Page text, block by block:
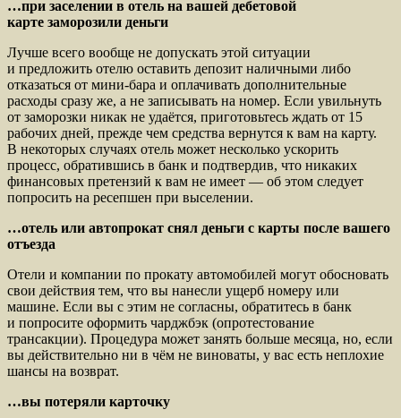
…при заселении в отель на вашей дебетовой
карте заморозили деньги
Лучше всего вообще не допускать этой ситуации
и предложить отелю оставить депозит наличными либо
отказаться от мини-бара и оплачивать дополнительные
расходы сразу же, а не записывать на номер. Если увильнуть
от заморозки никак не удаётся, приготовьтесь ждать от 15
рабочих дней, прежде чем средства вернутся к вам на карту.
В некоторых случаях отель может несколько ускорить
процесс, обратившись в банк и подтвердив, что никаких
финансовых претензий к вам не имеет — об этом следует
попросить на ресепшен при выселении.
…отель или автопрокат снял деньги с карты после вашего
отъезда
Отели и компании по прокату автомобилей могут обосновать
свои действия тем, что вы нанесли ущерб номеру или
машине. Если вы с этим не согласны, обратитесь в банк
и попросите оформить чарджбэк (опротестование
трансакции). Процедура может занять больше месяца, но, если
вы действительно ни в чём не виноваты, у вас есть неплохие
шансы на возврат.
…вы потеряли карточку